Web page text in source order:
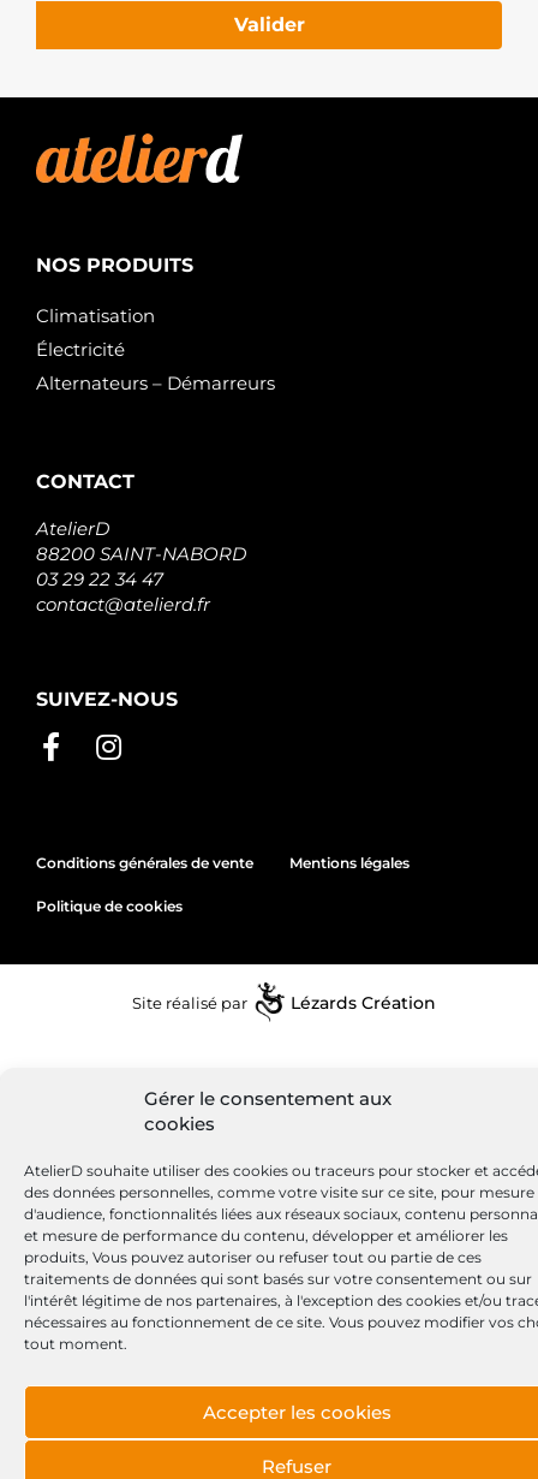
Gérer le consentement aux
cookies
AtelierD souhaite utiliser des cookies ou traceurs pour stocker et
des données personnelles, comme votre visite sur ce site, pour mesure
d'audience, fonctionnalités liées aux réseaux sociaux, contenu
et mesure de performance du contenu, développer et améliorer les
produits, Vous pouvez autoriser ou refuser tout ou partie de ces
traitements de données qui sont basés sur votre consentement ou sur
l'intérêt légitime de nos partenaires, à l'exception des cookies et/ou
nécessaires au fonctionnement de ce site. Vous pouvez modifier vos
tout moment.
Accepter les cookies
Refuser
Valider
NOS PRODUITS
Climatisation
Électricité
Alternateurs – Démarreurs
CONTACT
AtelierD
88200 SAINT-NABORD
03 29 22 34 47
contact@atelierd.fr
SUIVEZ-NOUS
Conditions générales de vente Mentions légales
Politique de cookies
Site réalisé par Lézards Création